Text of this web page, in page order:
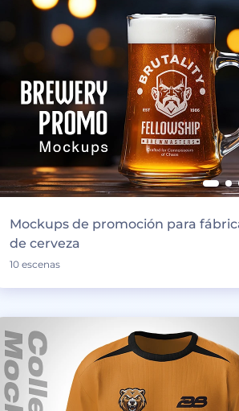
Mockups de promoción para
de cerveza
10 escenas